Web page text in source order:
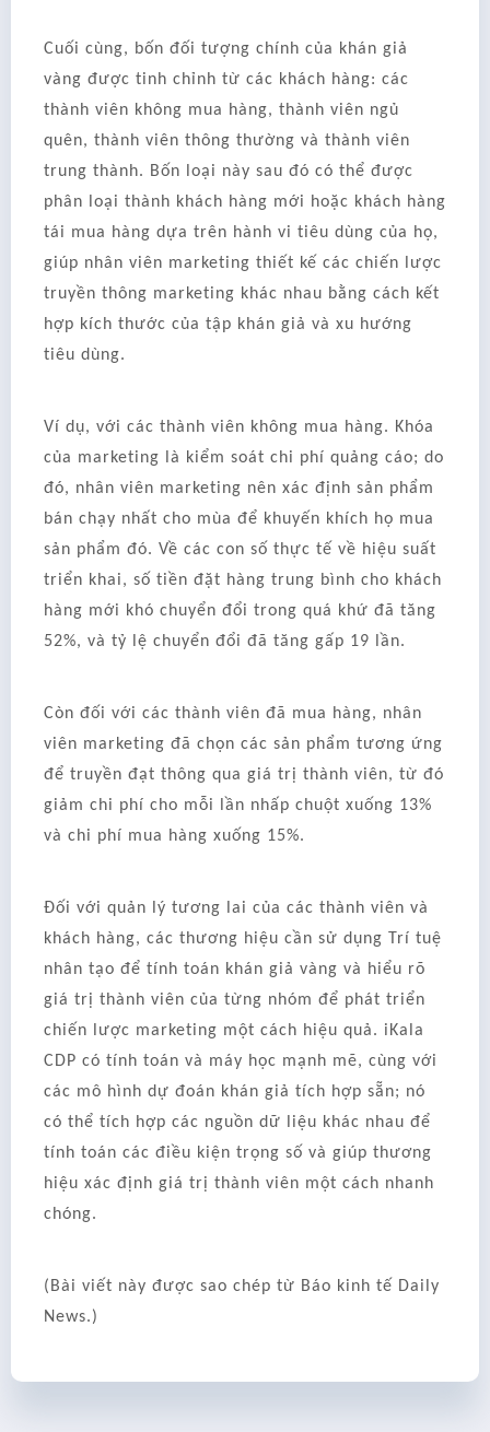
Cuối cùng, bốn đối tượng chính của khán giả
vàng được tinh chỉnh từ các khách hàng: các
thành viên không mua hàng, thành viên ngủ
quên, thành viên thông thường và thành viên
trung thành. Bốn loại này sau đó có thể được
phân loại thành khách hàng mới hoặc khách hàng
tái mua hàng dựa trên hành vi tiêu dùng của họ,
giúp nhân viên marketing thiết kế các chiến lược
truyền thông marketing khác nhau bằng cách kết
hợp kích thước của tập khán giả và xu hướng
tiêu dùng.
Ví dụ, với các thành viên không mua hàng. Khóa
của marketing là kiểm soát chi phí quảng cáo; do
đó, nhân viên marketing nên xác định sản phẩm
bán chạy nhất cho mùa để khuyến khích họ mua
sản phẩm đó. Về các con số thực tế về hiệu suất
triển khai, số tiền đặt hàng trung bình cho khách
hàng mới khó chuyển đổi trong quá khứ đã tăng
52%, và tỷ lệ chuyển đổi đã tăng gấp 19 lần.
Còn đối với các thành viên đã mua hàng, nhân
viên marketing đã chọn các sản phẩm tương ứng
để truyền đạt thông qua giá trị thành viên, từ đó
giảm chi phí cho mỗi lần nhấp chuột xuống 13%
và chi phí mua hàng xuống 15%.
Đối với quản lý tương lai của các thành viên và
khách hàng, các thương hiệu cần sử dụng Trí tuệ
nhân tạo để tính toán khán giả vàng và hiểu rõ
giá trị thành viên của từng nhóm để phát triển
chiến lược marketing một cách hiệu quả. iKala
CDP có tính toán và máy học mạnh mẽ, cùng với
các mô hình dự đoán khán giả tích hợp sẵn; nó
có thể tích hợp các nguồn dữ liệu khác nhau để
tính toán các điều kiện trọng số và giúp thương
hiệu xác định giá trị thành viên một cách nhanh
chóng.
(Bài viết này được sao chép từ Báo kinh tế Daily
News.)